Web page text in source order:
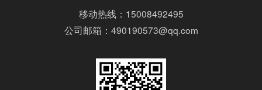
移动热线：15008492495
公司邮箱：490190573@qq.com